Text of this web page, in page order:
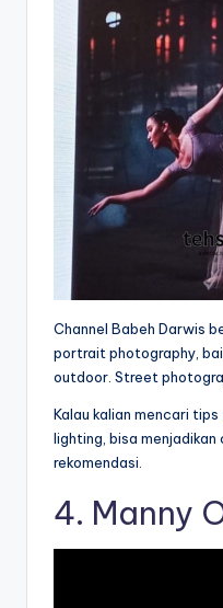
Channel Babeh Darwis
portrait photography,
outdoor. Street
Kalau kalian mencari
lighting, bisa
rekomendasi.
4. Manny